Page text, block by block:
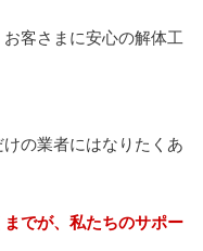
客さまに安心の解体工
の業者にはなりたくあ
でが、私たちのサポー